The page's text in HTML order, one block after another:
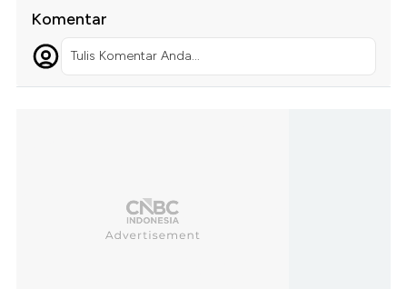
Komentar
Tulis Komentar Anda...